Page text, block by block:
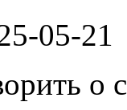
05-21
о